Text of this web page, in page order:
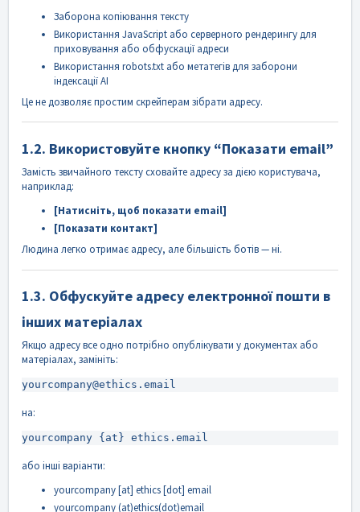
Заборона копіювання тексту
Використання JavaScript або серверного рендерингу для
приховування або обфускації адреси
Використання robots.txt або метатегів для заборони
індексації AI
Це не дозволяє простим скрейперам зібрати адресу.
1.2. Використовуйте кнопку “Показати email”
Замість звичайного тексту сховайте адресу за дією користувача,
наприклад:
[Натисніть, щоб показати email]
[Показати контакт]
Людина легко отримає адресу, але більшість ботів — ні.
1.3. Обфускуйте адресу електронної пошти в
інших матеріалах
Якщо адресу все одно потрібно опублікувати у документах або
матеріалах, замініть:
yourcompany@ethics
на:
або інші варіанти:
yourcompany [at] ethics [dot] email
yourcompany (at)ethics(dot)email